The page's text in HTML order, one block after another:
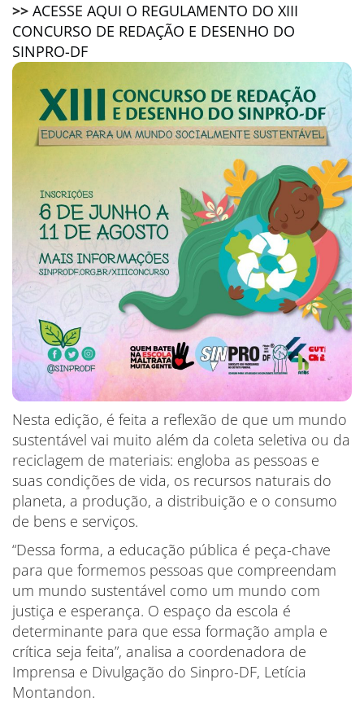
>> ACESSE AQUI O REGULAMENTO DO XIII
CONCURSO DE REDAÇÃO E DESENHO DO
SINPRO-DF
Nesta edição, é feita a reflexão de que um mundo
sustentável vai muito além da coleta seletiva ou da
reciclagem de materiais: engloba as pessoas e
suas condições de vida, os recursos naturais do
planeta, a produção, a distribuição e o consumo
de bens e serviços.
“Dessa forma, a educação pública é peça-chave
para que formemos pessoas que compreendam
um mundo sustentável como um mundo com
justiça e esperança. O espaço da escola é
determinante para que essa formação ampla e
crítica seja feita”, analisa a coordenadora de
Imprensa e Divulgação do Sinpro-DF, Letícia
Montandon.